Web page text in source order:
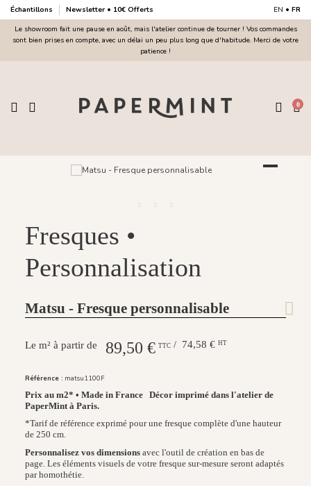
Échantillons Newsletter • 10€ Offerts EN • FR
Le showroom fait une pause en août, mais l'atelier continue de tourner ! Vos commandes
sont bien prises en compte, avec un délai un peu plus long que d'habitude. Merci de votre
patience !
0
Fresques •
Personnalisation
Matsu - Fresque personnalisable
89,50 € TTC / 74,58 € HT
Référence : matsu1100F
Prix au m2* • Made in France Décor imprimé dans l'atelier de
PaperMint à Paris.
*Tarif de référence exprimé pour une fresque complète d'une hauteur
de 250 cm.
Personnalisez vos dimensions avec l'outil de création en bas de
page. Les éléments visuels de votre fresque sur-mesure seront adaptés
par homothétie.